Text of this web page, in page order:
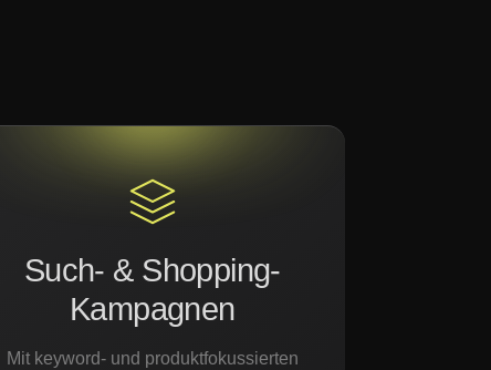
Such- & Shopping-
Kampagnen
Mit keyword- und produktfokussierten